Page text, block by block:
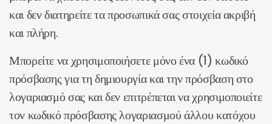
και δεν διατηρείτε τα προσωπικά σας στοιχεία ακριβή
και πλήρη.
Μπορείτε να χρησιμοποιήσετε μόνο ένα (1) κωδικό
πρόσβασης για τη δημιουργία και την πρόσβαση στο
λογαριασμό σας και δεν επιτρέπεται να χρησιμοποιείτε
τον κωδικό πρόσβασης λογαριασμού άλλου κατόχου